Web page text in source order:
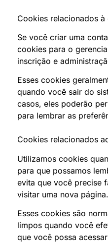
Cookies relacionados à
Se você criar uma
cookies para o
inscrição e
Esses cookies
quando você sair do
casos, eles poderão
para lembrar as
Cookies relacionados
Utilizamos cookies
para que possamos
evita que você precise
visitar uma nova página.
Esses cookies são
limpos quando você
que você possa